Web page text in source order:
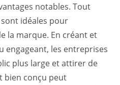
notables. Tout
idéales pour
la marque. En créant et
engageant, les entreprises
plus large et attirer de
bien conçu peut